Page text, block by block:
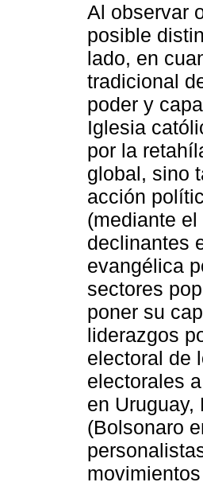
Al observar
posible
lado, en
tradicional
poder y
Iglesia
por la
global, sino
acción
(mediante el
declinantes
evangélica
sectores
poner su
liderazgos
electoral de
electorales
en
(Bolsonaro